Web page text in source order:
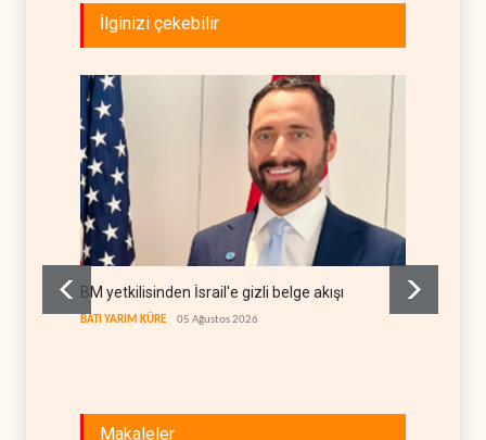
İlginizi çekebilir
BM yetkilisinden İsrail'e gizli belge akışı
BATI YARIM KÜRE 05 Ağustos 2026
Makaleler